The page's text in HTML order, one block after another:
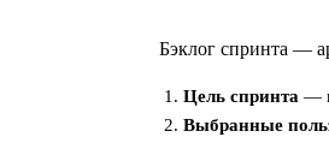
Бэклог спринта —
Цель спринта —
Выбранные